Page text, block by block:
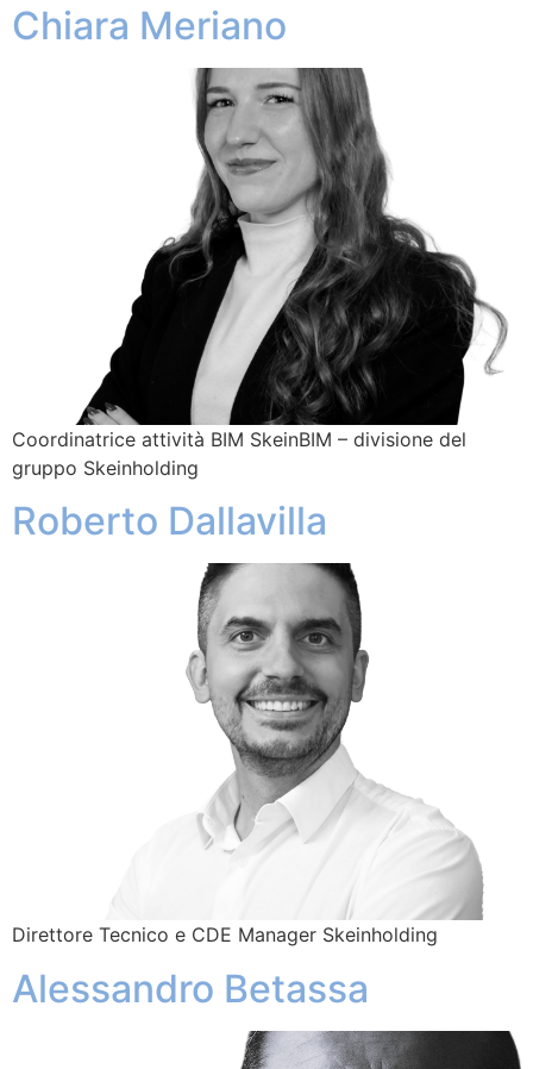
Chiara Meriano
Coordinatrice attività BIM SkeinBIM – divisione del
gruppo Skeinholding
Roberto Dallavilla
Direttore Tecnico e CDE Manager Skeinholding
Alessandro Betassa